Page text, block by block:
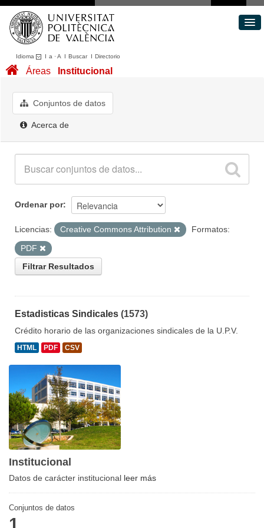
Idioma I a ·A I BuscarI Directorio
Conjuntos de datos
Acerca de
Áreas Institucional
Conjuntos de datos
Acerca de
Ordenar por
Licencias: Creative Commons Attribution
Formatos:
PDF
Filtrar Resultados
Estadisticas Sindicales (1573)
Crédito horario de las organizaciones sindicales de la U.P.V.
HTML PDF CSV
Institucional
Datos de carácter institucional leer más
Conjuntos de datos
1